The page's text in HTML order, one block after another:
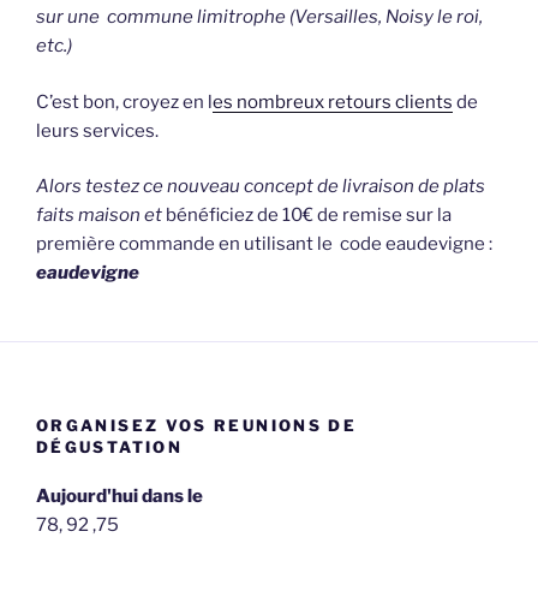
sur une commune limitrophe (Versailles, Noisy le roi,
etc.)
C’est bon, croyez en les nombreux retours clients de
leurs services.
Alors testez ce nouveau concept de livraison de plats
faits maison et bénéficiez de 10€ de remise sur la
première commande en utilisant le code eaudevigne :
eaudevigne
ORGANISEZ VOS REUNIONS DE
DÉGUSTATION
Aujourd'hui dans le
78, 92 ,75